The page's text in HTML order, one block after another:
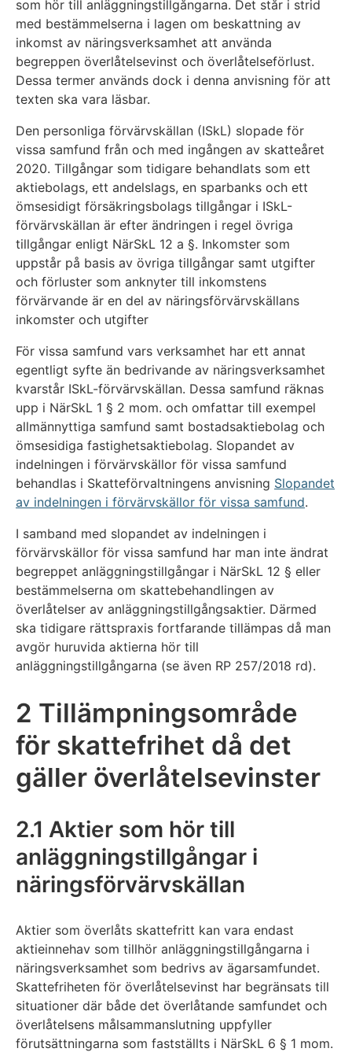
som hör till anläggningstillgångarna. Det står i strid
med bestämmelserna i lagen om beskattning av
inkomst av näringsverksamhet att använda
begreppen överlåtelsevinst och överlåtelseförlust.
Dessa termer används dock i denna anvisning för att
texten ska vara läsbar.
Den personliga förvärvskällan (ISkL) slopade för
vissa samfund från och med ingången av skatteåret
2020. Tillgångar som tidigare behandlats som ett
aktiebolags, ett andelslags, en sparbanks och ett
ömsesidigt försäkringsbolags tillgångar i ISkL-
förvärvskällan är efter ändringen i regel övriga
tillgångar enligt NärSkL 12 a §. Inkomster som
uppstår på basis av övriga tillgångar samt utgifter
och förluster som anknyter till inkomstens
förvärvande är en del av näringsförvärvskällans
inkomster och utgifter
För vissa samfund vars verksamhet har ett annat
egentligt syfte än bedrivande av näringsverksamhet
kvarstår ISkL-förvärvskällan. Dessa samfund räknas
upp i NärSkL 1 § 2 mom. och omfattar till exempel
allmännyttiga samfund samt bostadsaktiebolag och
ömsesidiga fastighetsaktiebolag. Slopandet av
indelningen i förvärvskällor för vissa samfund
behandlas i Skatteförvaltningens anvisning Slopandet
av indelningen i förvärvskällor för vissa samfund.
I samband med slopandet av indelningen i
förvärvskällor för vissa samfund har man inte ändrat
begreppet anläggningstillgångar i NärSkL 12 § eller
bestämmelserna om skattebehandlingen av
överlåtelser av anläggningstillgångsaktier. Därmed
ska tidigare rättspraxis fortfarande tillämpas då man
avgör huruvida aktierna hör till
anläggningstillgångarna (se även RP 257/2018 rd).
2 Tillämpningsområde
för skattefrihet då det
gäller överlåtelsevinster
2.1 Aktier som hör till
anläggningstillgångar i
näringsförvärvskällan
Aktier som överlåts skattefritt kan vara endast
aktieinnehav som tillhör anläggningstillgångarna i
näringsverksamhet som bedrivs av ägarsamfundet.
Skattefriheten för överlåtelsevinst har begränsats till
situationer där både det överlåtande samfundet och
överlåtelsens målsammanslutning uppfyller
förutsättningarna som fastställts i NärSkL 6 § 1 mom.